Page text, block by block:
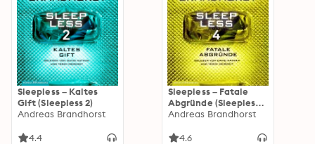
Sleepless – Kaltes
Gift (Sleepless 2)
Andreas Brandhorst
4.4
Sleepless – Fatale
Abgründe (Sleepless
4)
Andreas Brandhorst
4.6